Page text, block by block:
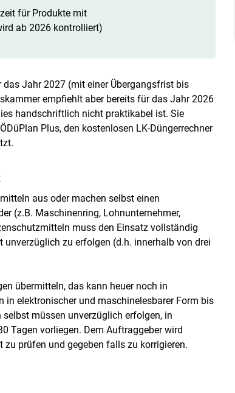
für Produkte mit
ab 2026 kontrolliert)
Jahr 2027 (mit einer Übergangsfrist bis
empfiehlt aber bereits für das Jahr 2026
handschriftlich nicht praktikabel ist. Sie
Plus, den kostenlosen LK-Düngerrechner
aus oder machen selbst einen
(z.B. Maschinenring, Lohnunternehmer,
muss den Einsatz vollständig
zu erfolgen (d.h. innerhalb von drei
übermitteln, das kann heuer noch in
in elektronischer und maschinelesbarer Form bis
müssen unverzüglich erfolgen, in
Tagen vorliegen. Dem Auftraggeber wird
prüfen und gegeben falls zu korrigieren.